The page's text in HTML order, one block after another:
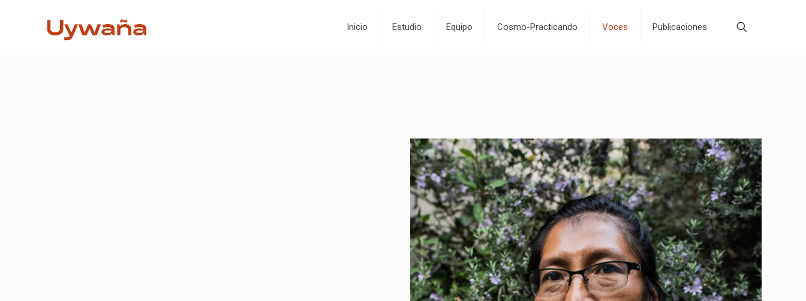
Inicio Estudio Equipo Cosmo-Practicando Voces Publicaciones